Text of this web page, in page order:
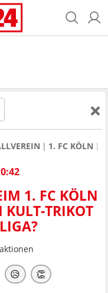
1. FC KÖLN
1. FC KÖLN
KULT-TRIKOT
😥 👏